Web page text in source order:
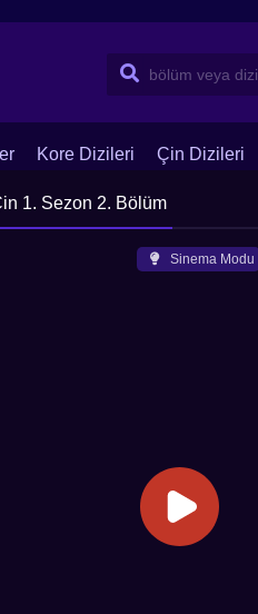
Kore Dizileri Çin Dizileri
1. Sezon 2. Bölüm
Sinema Modu